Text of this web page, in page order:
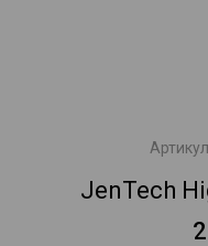
JenTech